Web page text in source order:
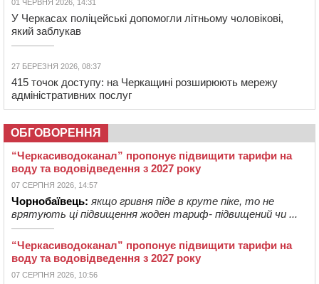
01 ЧЕРВНЯ 2026, 14:31
У Черкасах поліцейські допомогли літньому чоловікові,
який заблукав
27 БЕРЕЗНЯ 2026, 08:37
415 точок доступу: на Черкащині розширюють мережу
адміністративних послуг
ОБГОВОРЕННЯ
“Черкасиводоканал” пропонує підвищити тарифи на
воду та водовідведення з 2027 року
07 СЕРПНЯ 2026, 14:57
Чорнобаївець: якщо гривня піде в круте піке, то не
врятують ці підвищення жоден тариф- підвищений чи ...
“Черкасиводоканал” пропонує підвищити тарифи на
воду та водовідведення з 2027 року
07 СЕРПНЯ 2026, 10:56